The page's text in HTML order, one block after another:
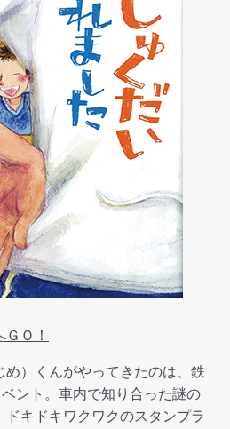
Ｏ！
め）くんがやってきたのは、鉄
ント。車内で知り合った謎の
キドキワクワクのスタンプラ